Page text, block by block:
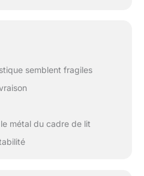
semblent fragiles
métal du cadre de lit